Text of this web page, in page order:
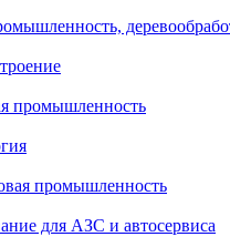
промышленность
промышленность
для АЗС и автосервиса